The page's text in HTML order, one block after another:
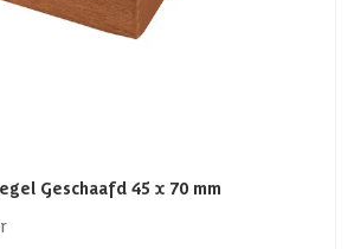
Geschaafd 45 x 70 mm